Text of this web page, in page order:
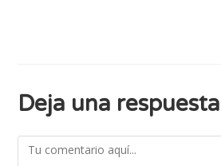
Deja una respuesta